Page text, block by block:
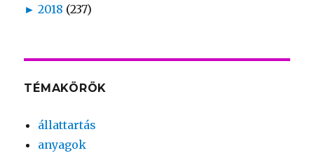
► 2018 (237)
TÉMAKÖRÖK
állattartás
anyagok